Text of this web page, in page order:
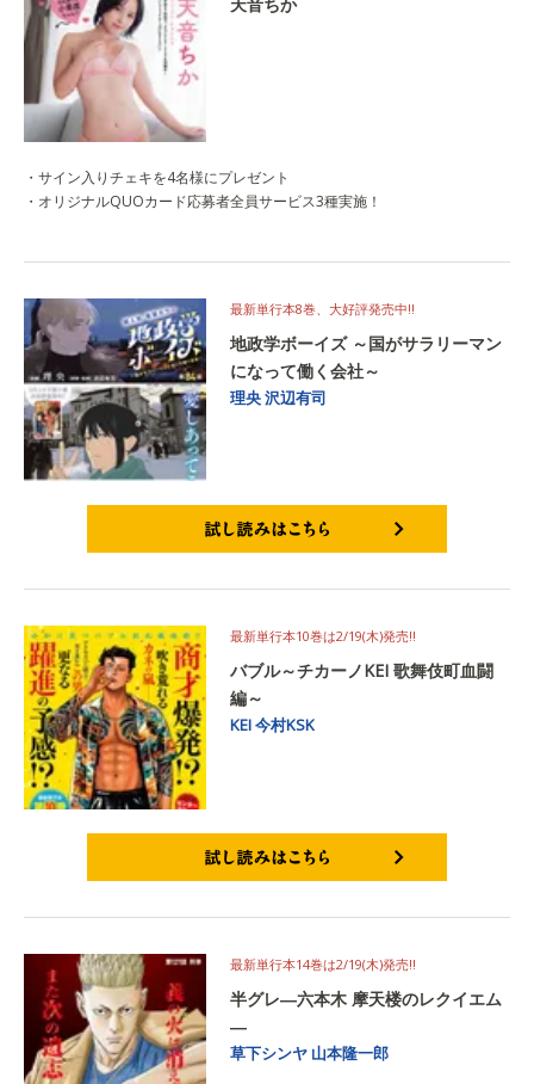
・サイン入りチェキを4名様にプレゼント
・オリジナルQUOカード応募者全員サービス3種実施！
最新単行本8巻、大好評発売中‼
地政学ボーイズ ～国がサラリーマン
になって働く会社～
理央沢辺有司
最新単行本10巻は2/19(木)発売‼
バブル～チカーノKEI 歌舞伎町血闘
編～
KEI今村KSK
最新単行本14巻は2/19(木)発売‼
半グレ―六本木 摩天楼のレクイエム
―
草下シンヤ 山本隆一郎